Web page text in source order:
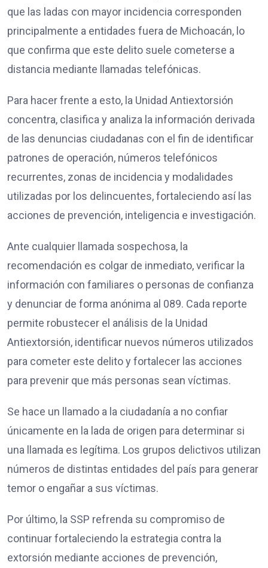
que las ladas con mayor incidencia corresponden
principalmente a entidades fuera de Michoacán, lo
que confirma que este delito suele cometerse a
distancia mediante llamadas telefónicas.
Para hacer frente a esto, la Unidad Antiextorsión
concentra, clasifica y analiza la información derivada
de las denuncias ciudadanas con el fin de identificar
patrones de operación, números telefónicos
recurrentes, zonas de incidencia y modalidades
utilizadas por los delincuentes, fortaleciendo así las
acciones de prevención, inteligencia e investigación.
Ante cualquier llamada sospechosa, la
recomendación es colgar de inmediato, verificar la
información con familiares o personas de confianza
y denunciar de forma anónima al 089. Cada reporte
permite robustecer el análisis de la Unidad
Antiextorsión, identificar nuevos números utilizados
para cometer este delito y fortalecer las acciones
para prevenir que más personas sean víctimas.
Se hace un llamado a la ciudadanía a no confiar
únicamente en la lada de origen para determinar si
una llamada es legítima. Los grupos delictivos utilizan
números de distintas entidades del país para generar
temor o engañar a sus víctimas.
Por último, la SSP refrenda su compromiso de
continuar fortaleciendo la estrategia contra la
extorsión mediante acciones de prevención,